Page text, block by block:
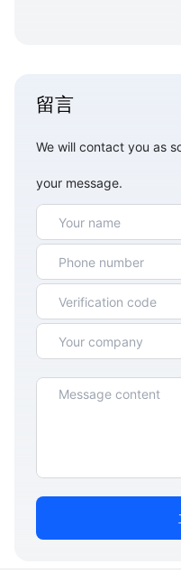
留言
We will contact you as
your message.